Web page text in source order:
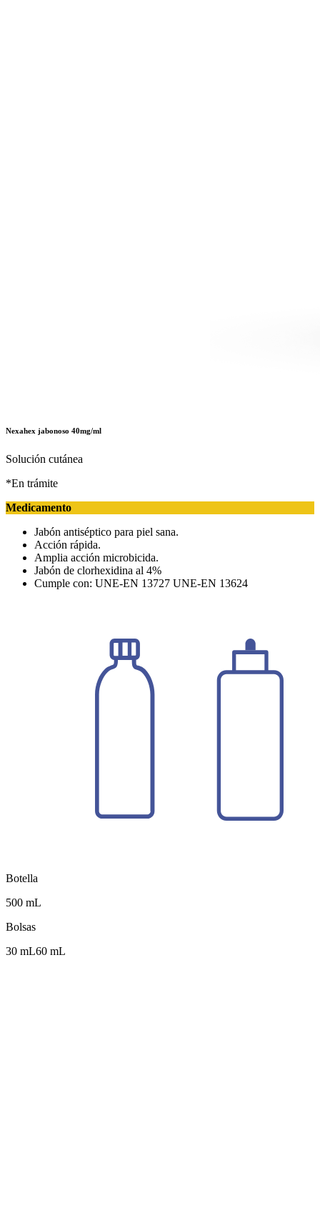
Nexahex jabonoso 40mg/ml
Solución cutánea
*En trámite
Medicamento
Jabón antiséptico para piel sana.
Acción rápida.
Amplia acción microbicida.
Jabón de clorhexidina al 4%
Cumple con: UNE-EN 13727 UNE-EN 13624
Botella
500 mL
Bolsas
30 mL60 mL